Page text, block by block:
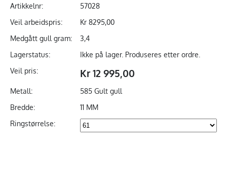
Artikkelnr:
57028
Veil arbeidspris:
Kr 8295,00
Medgått gull gram:
3,4
Lagerstatus:
Ikke på lager. Produseres etter ordre.
Veil pris:
Kr 12 995,00
Metall:
585 Gult gull
Bredde:
11 MM
Ringstørrelse: